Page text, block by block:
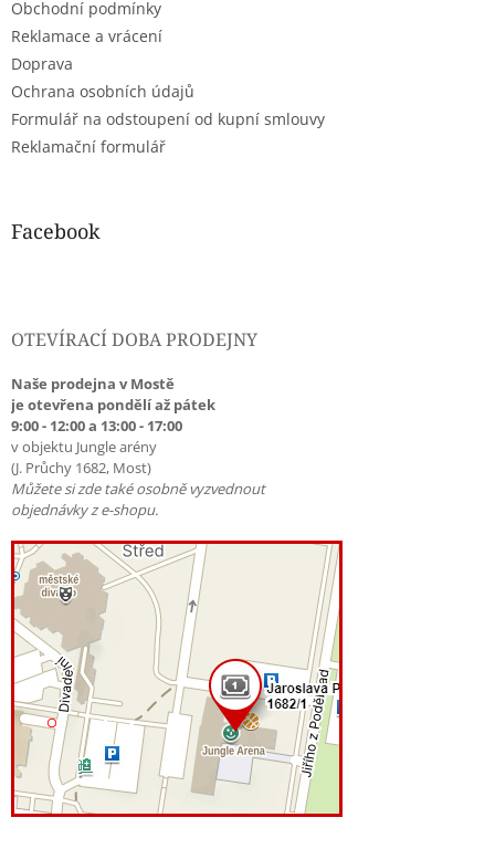
Obchodní podmínky
Reklamace a vrácení
Doprava
Ochrana osobních údajů
Formulář na odstoupení od kupní smlouvy
Reklamační formulář
Facebook
OTEVÍRACÍ DOBA PRODEJNY
Naše prodejna v Mostě
je otevřena pondělí až pátek
9:00 - 12:00 a 13:00 - 17:00
v objektu Jungle arény
(J. Průchy 1682, Most)
Můžete si zde také osobně vyzvednout
objednávky z e-shopu.